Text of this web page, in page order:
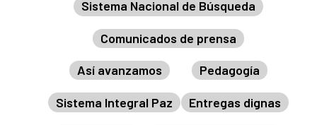
Sistema Nacional de Búsqueda
Comunicados de prensa
Así avanzamos Pedagogía
Sistema Integral Paz Entregas dignas